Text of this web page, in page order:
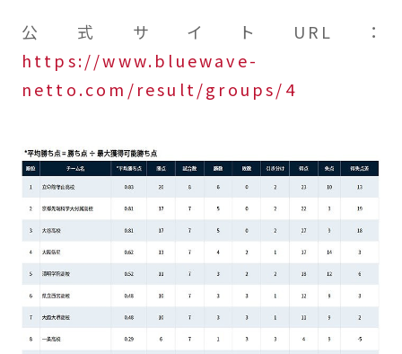
公式サイトURL：
https://www.bluewave-
netto.com/result/groups/4